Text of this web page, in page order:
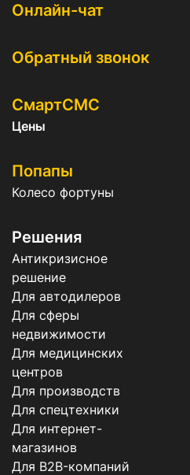
Онлайн-чат
Обратный звонок
СмартСМС
Цены
Попапы
Колесо фортуны
Решения
Антикризисное
решение
Для автодилеров
Для сферы
недвижимости
Для медицинских
центров
Для производств
Для спецтехники
Для интернет-
магазинов
Для B2B-компаний